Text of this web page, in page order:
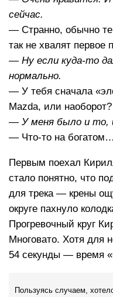
сейчас.
— Странно, обычно
так не хвалят первое
— Ну если куда-то
нормально.
— У тебя сначала
Mazda, или наоборот?
— У меня было и то, и
— Что-то на богатом…
Первым поехал
стало понятно, что
для трека — крены
округе пахнуло
Прогревочный круг
Многовато. Хотя для
54 секунды — время
Пользуясь случаем,